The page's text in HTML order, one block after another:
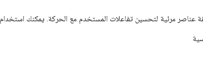
عناصر مرئية لتحسين تفاعلات المستخدم مع الحركة. يمكنك استخدام